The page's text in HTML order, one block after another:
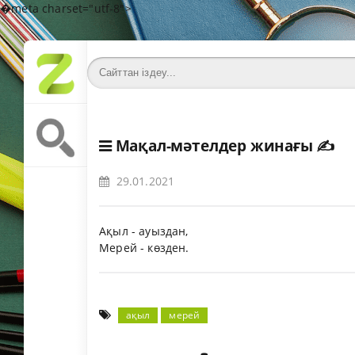
�meta charset="utf-8">
Мақал-мәтелдер жинағы ✍️
29.01.2021
Ақыл - ауыздан,
Мерей - көзден.
ақыл мерей